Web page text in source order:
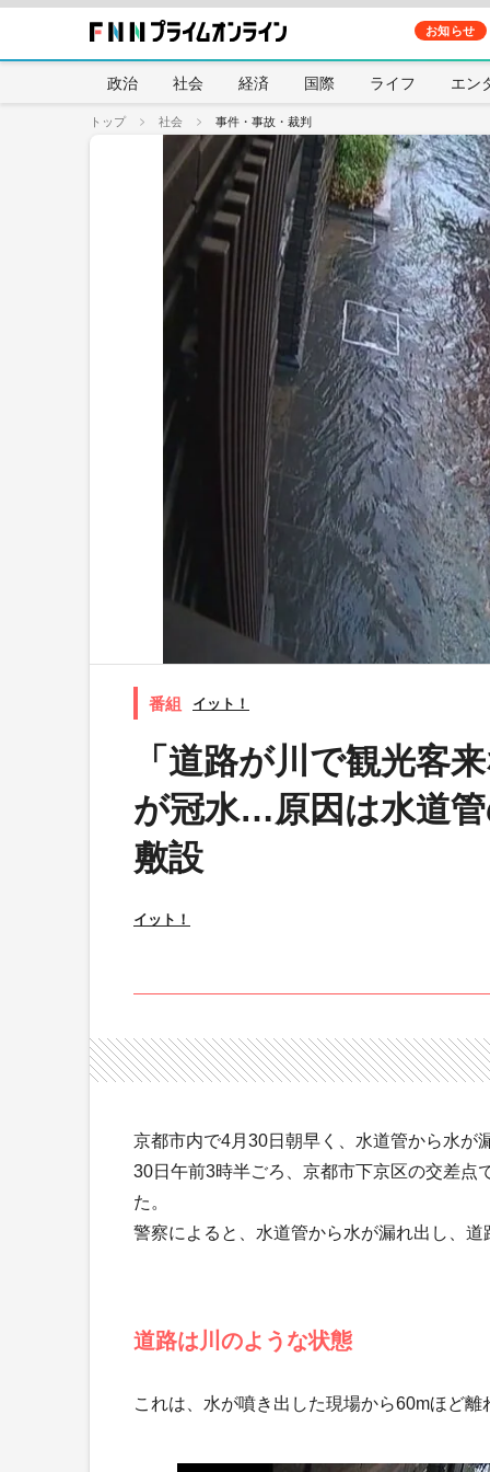
お知らせ
政治 社会 経済 国際 ライフ エン
トップ 社会 事件・事故・裁判
イット！
「道路が川で観光客
が冠水…原因は水道
敷設
イット！
京都市内で4月30日朝早く、水道管から水が
30日午前3時半ごろ、京都市下京区の交差点
た。
警察によると、水道管から水が漏れ出し、
道路は川のような状態
これは、水が噴き出した現場から60mほど